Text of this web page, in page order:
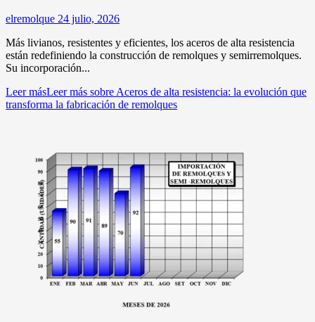
elremolque 24 julio, 2026
Más livianos, resistentes y eficientes, los aceros de alta resistencia
están redefiniendo la construcción de remolques y semirremolques.
Su incorporación...
Leer másLeer más sobre Aceros de alta resistencia: la evolución que
transforma la fabricación de remolques